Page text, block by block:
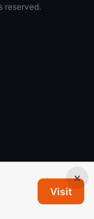
×
Visit
reserved.